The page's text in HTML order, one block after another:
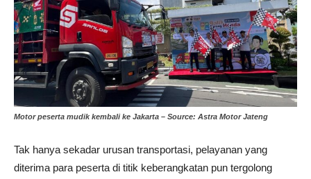
Motor peserta mudik kembali ke Jakarta – Source: Astra Motor Jateng
Tak hanya sekadar urusan transportasi, pelayanan yang
diterima para peserta di titik keberangkatan pun tergolong